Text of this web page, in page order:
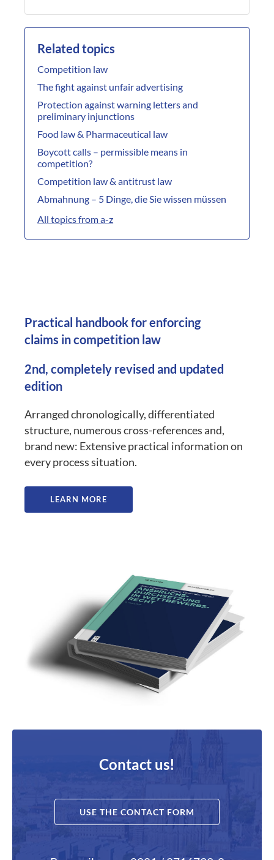
Related topics
Competition law
The fight against unfair advertising
Protection against warning letters and
preliminary injunctions
Food law & Pharmaceutical law
Boycott calls – permissible means in
competition?
Competition law & antitrust law
Abmahnung – 5 Dinge, die Sie wissen müssen
All topics from a-z
Practical handbook for enforcing
claims in competition law
2nd, completely revised and updated
edition
Arranged chronologically, differentiated
structure, numerous cross-references and,
brand new: Extensive practical information on
every process situation.
LEARN MORE
Contact us!
USE THE CONTACT FORM